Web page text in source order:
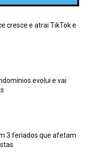
cresce e atrai TikTok e
evolui e vai
3 feriados que afetam